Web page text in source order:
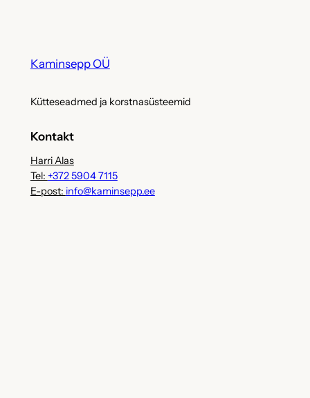
Kaminsepp OÜ
Kütteseadmed ja korstnasüsteemid
Kontakt
Harri Alas
Tel: +372 5904 7115
E-post: info@kaminsepp.ee